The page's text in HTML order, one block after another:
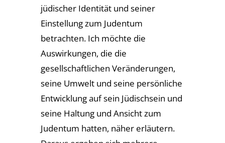
jüdischer Identität und seiner
Einstellung zum Judentum
betrachten. Ich möchte die
Auswirkungen, die die
gesellschaftlichen Veränderungen,
seine Umwelt und seine persönliche
Entwicklung auf sein Jüdischsein und
seine Haltung und Ansicht zum
Judentum hatten, näher erläutern.